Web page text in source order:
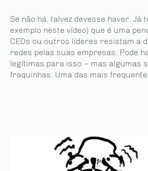
Se não há, talvez devesse haver. Já
exemplo neste vídeo) que é uma
CEOs ou outros líderes resistam a
redes pelas suas empresas. Pode
legítimas para isso – mas algumas
fraquinhas. Uma das mais